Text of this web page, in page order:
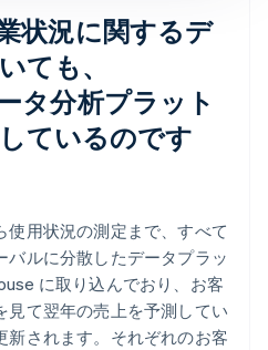
状況に関するデ
ても、
タ分析プラット
ているのです
使用状況の測定まで、すべて
ルに分散したデータプラッ
に取り込んでおり、お客
見て翌年の売上を予測してい
新されます。それぞれのお客